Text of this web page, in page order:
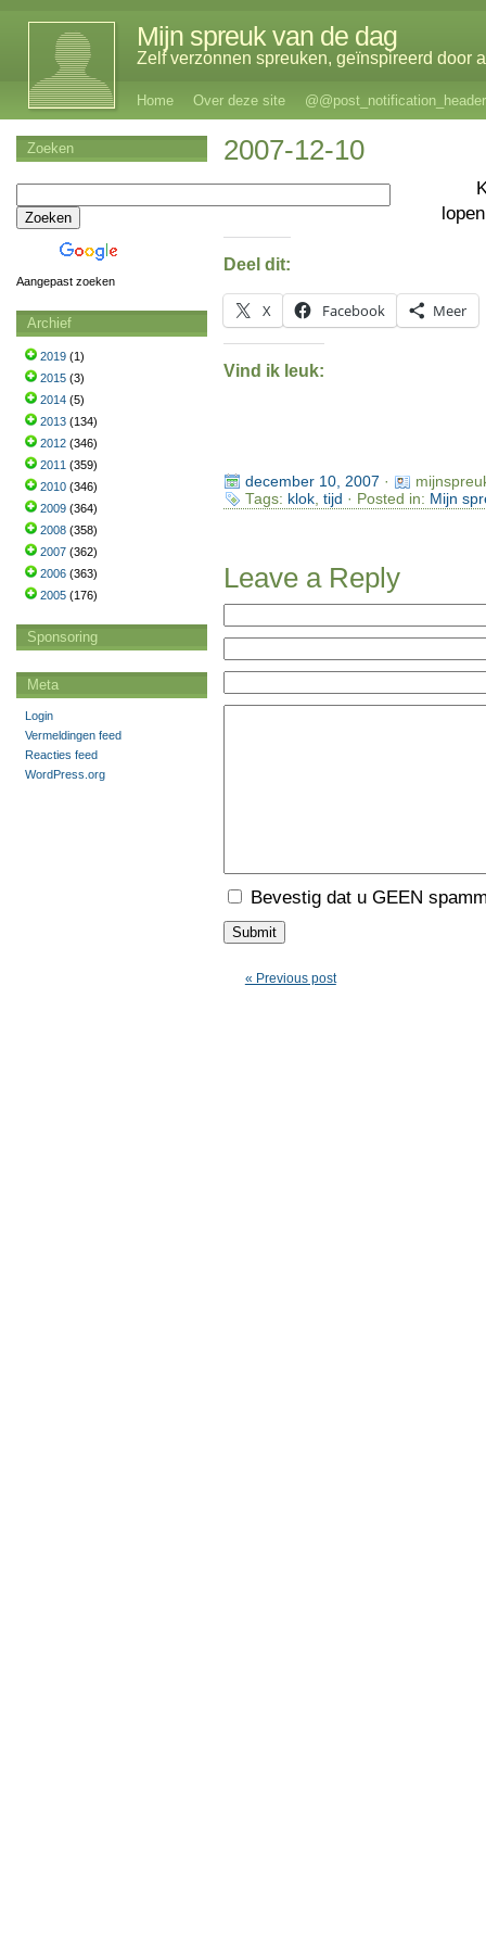
Mijn spreuk van de dag
Zelf verzonnen spreuken, geïnspireerd door
Home Over deze site @@post_notification_header
2007-12-10
Deel dit:
X Facebook Meer
Vind ik leuk:
december 10, 2007 ·
Tags: klok, tijd · Posted in: Mijn
Leave a Reply
Bevestig dat u GEEN
« Previous post
Zoeken
Aangepast zoeken
Archief
2019 (1)
2015 (3)
2014 (5)
2013 (134)
2012 (346)
2011 (359)
2010 (346)
2009 (364)
2008 (358)
2007 (362)
2006 (363)
2005 (176)
Sponsoring
Meta
Login
Vermeldingen feed
Reacties feed
WordPress.org